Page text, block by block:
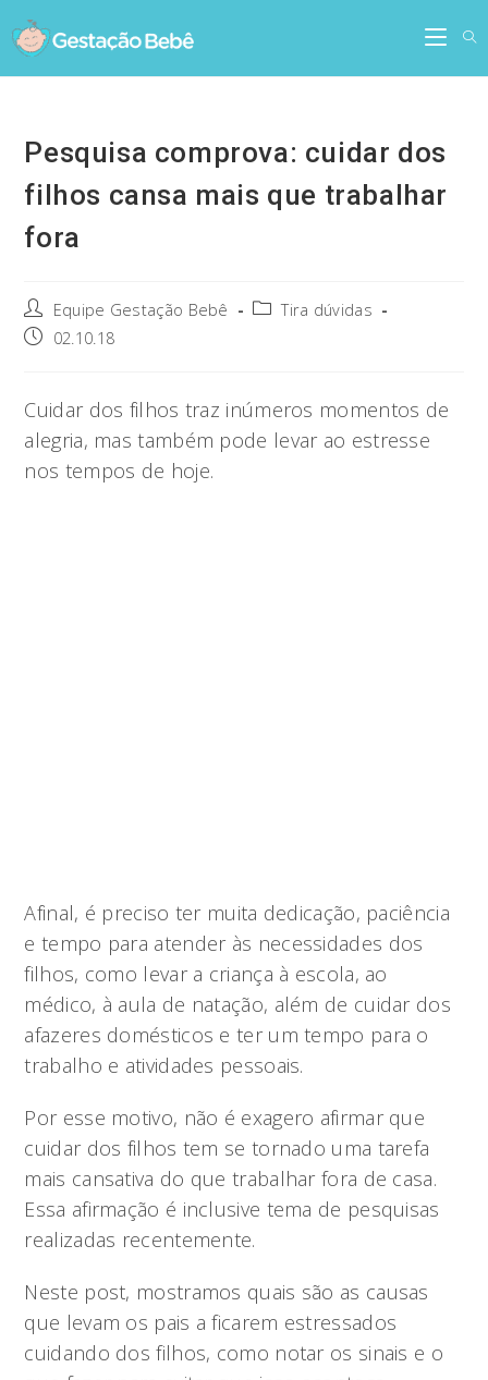
to
content
Pesquisa comprova: cuidar dos
filhos cansa mais que trabalhar
fora
Post
author:
Equipe Gestação Bebê
PostTira dúvidas
Post02.10.18
Cuidar dos filhos traz inúmeros momentos de
alegria, mas também pode levar ao estresse
nos tempos de hoje.
Afinal, é preciso ter muita dedicação, paciência
e tempo para atender às necessidades dos
filhos, como levar a criança à escola, ao
médico, à aula de natação, além de cuidar dos
afazeres domésticos e ter um tempo para o
trabalho e atividades pessoais.
Por esse motivo, não é exagero afirmar que
cuidar dos filhos tem se tornado uma tarefa
mais cansativa do que trabalhar fora de casa.
Essa afirmação é inclusive tema de pesquisas
realizadas recentemente.
Neste post, mostramos quais são as causas
que levam os pais a ficarem estressados
cuidando dos filhos, como notar os sinais e o